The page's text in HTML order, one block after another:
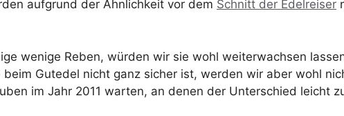
aufgrund der Ähnlichkeit vor dem Schnitt der Edelreiser
wenige Reben, würden wir sie wohl weiterwachsen
beim Gutedel nicht ganz sicher ist, werden wir aber wohl
im Jahr 2011 warten, an denen der Unterschied leicht